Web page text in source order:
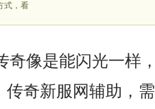
式，看
像是能闪光一样
传奇新服网辅助，